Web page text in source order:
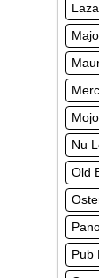
Nu
Old
Pub